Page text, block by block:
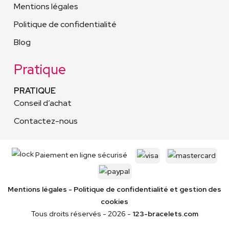
Mentions légales
Politique de confidentialité
Blog
Pratique
PRATIQUE
Conseil d’achat
Contactez-nous
Paiement en ligne sécurisé
Mentions légales - Politique de confidentialité et gestion des
cookies
Tous droits réservés - 2026 - 123-bracelets.com